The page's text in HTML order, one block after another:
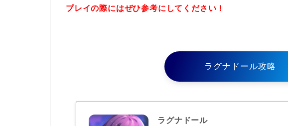
プレイの際にはぜひ参考にしてください！
ラグナドール攻略
ラグナドール